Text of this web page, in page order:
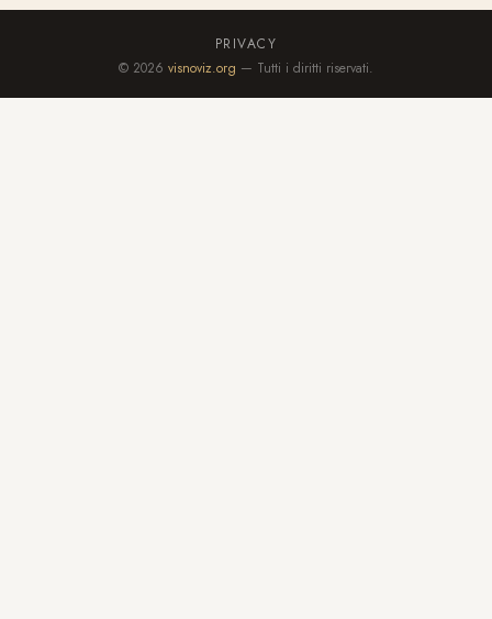
PRIVACY
© 2026 visnoviz.org — Tutti i diritti riservati.